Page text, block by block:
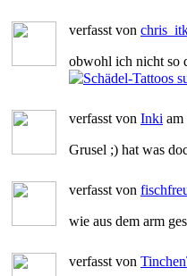
verfasst von
obwohl ich nicht so
verfasst von Inki am
Grusel ;) hat was
verfasst von
wie aus dem arm
verfasst von